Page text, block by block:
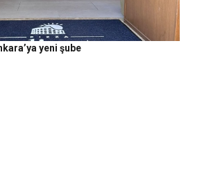
yeni şube